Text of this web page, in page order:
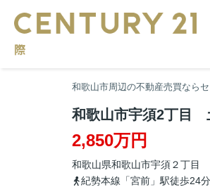
和歌山市周辺の不動産売買なら
和歌山市宇須2丁目
2,850万円
和歌山県和歌山市宇須２丁目
紀勢本線「宮前」駅徒歩24分